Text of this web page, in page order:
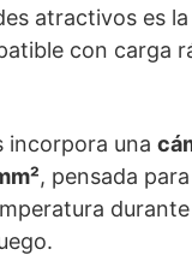
atractivos es
con carga
incorpora una
, pensada